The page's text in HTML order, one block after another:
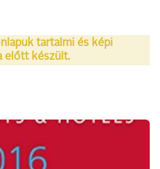
tartalmi és képi
előtt készült.